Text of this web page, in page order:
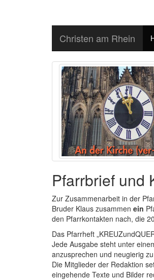
Christen am Rhein
Pfarrbrief und
Zur Zusammenarbeit in der
Bruder Klaus zusammen ein
den Pfarrkontakten nach, die
Das Pfarrheft
Jede Ausgabe steht unter
anzusprechen und neugierig
Die Mitglieder der Redaktion
eingehende Texte und Bilder